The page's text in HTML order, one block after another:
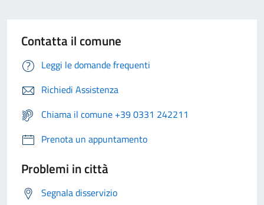
Contatta il comune
Leggi le domande frequenti
Richiedi Assistenza
Chiama il comune +39 0331 242211
Prenota un appuntamento
Problemi in città
Segnala disservizio